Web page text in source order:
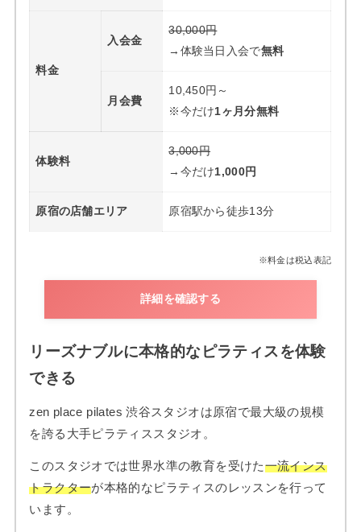
料金
入会金
30,000円
→体験当日入会で無料
月会費
10,450円～
※今だけ1ヶ月分無料
体験料
3,000円
→今だけ1,000円
原宿の店舗エリア 原宿駅から徒歩13分
※料金は税込表記
詳細を確認する
リーズナブルに本格的なピラティスを体験
できる
zen place pilates 渋谷スタジオは原宿で最大級の規模
を誇る大手ピラティススタジオ。
このスタジオでは世界水準の教育を受けた一流インス
トラクターが本格的なピラティスのレッスンを行って
います。